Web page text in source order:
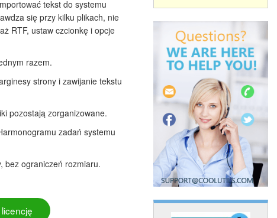
tekst do systemu
się przy kilku plikach, nie
RTF, ustaw czcionkę i opcje
razem.
strony i zawijanie tekstu
pozostają zorganizowane.
zadań systemu
bez ograniczeń rozmiaru.